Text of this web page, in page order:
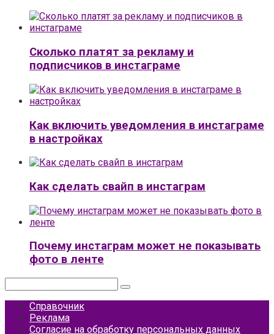
Сколько платят за рекламу и
подписчиков в инстаграме
Как включить уведомления в инстаграме
в настройках
Как сделать свайп в инстаграм
Почему инстаграм может не показывать
фото в ленте
Справочник
Реклама
Согласие на обработку персональных данных